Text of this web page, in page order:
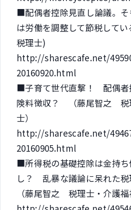
■配偶者控除見直し論議。
は労働を調整して節税して
税理士)
http://sharescafe.net/
20160920.html
■子育て世代直撃！ 配偶
険料徴収？ （藤尾智之 税
士）
http://sharescafe.net/
20160905.html
■所得税の基礎控除は金持
し？ 乱暴な議論に呆れた税
（藤尾智之 税理士・介護福